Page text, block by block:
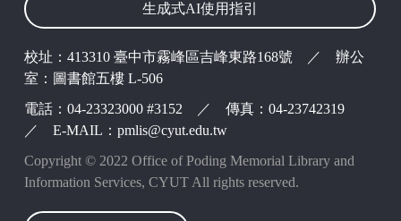
生成式AI使用指引
校址：413310 臺中市霧峰區吉峰東路168號 ／ 辦公
室：圖書館五樓 L-506
電話：04-23323000 #3152 ／ 傳真：04-23742319
／ E-MAIL：pmlis@cyut.edu.tw
Copyright © 2022 Office of Poding Memorial Library and
Information Services, CYUT All rights reserved.